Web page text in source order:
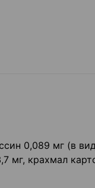
0,089 мг (в
мг, крахмал